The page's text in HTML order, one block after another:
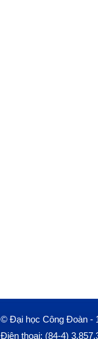
© Đại học Công Đoàn -
Điện thoại: (84-4)